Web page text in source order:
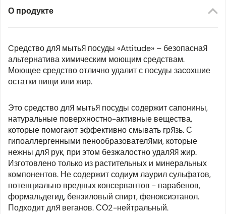
О продукте
Cредство для мытья посуды «Attitude» – безопасная
альтернатива химическим моющим средствам.
Моющее средство отлично удалит с посуды засохшие
остатки пищи или жир.
Это средство для мытья посуды содержит сапонины,
натуральные поверхностно-активные вещества,
которые помогают эффективно смывать грязь. С
гипоаллергенными пенообразователями, которые
нежны для рук, при этом безжалостно удаляя жир.
Изготовлено только из растительных и минеральных
компонентов. Не содержит содиум лаурил сульфатов,
потенциально вредных консервантов - парабенов,
формальдегид, бензиловый спирт, феноксиэтанол.
Подходит для веганов. СО2-нейтральный.